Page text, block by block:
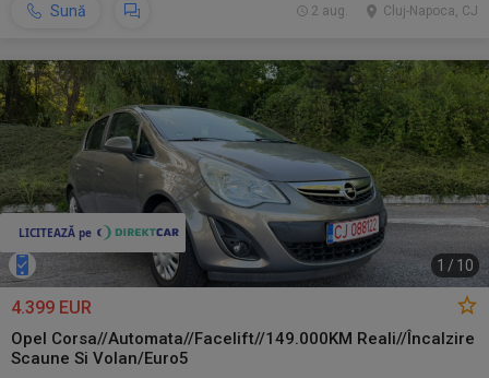
Sună Cluj-Napoca, CJ
2 aug.
1 / 10
4.399 EUR
Opel Corsa//Automata//Facelift//149.000KM Reali//Încalzire
Scaune Si Volan/Euro5